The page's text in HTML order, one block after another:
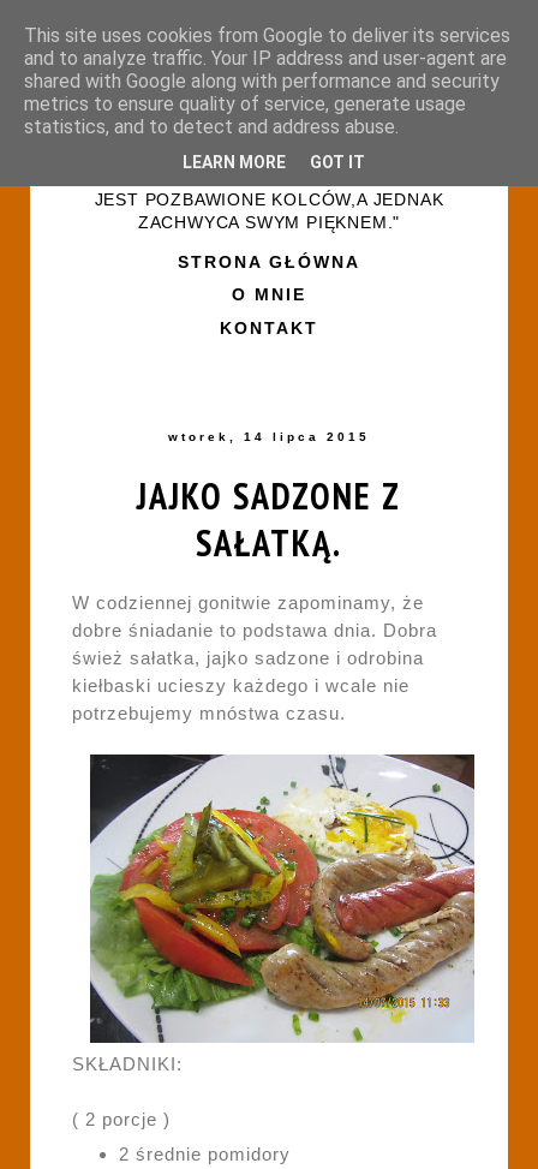
JEST POZBAWIONE KOLCÓW,A JEDNAK
ZACHWYCA SWYM PIĘKNEM."
STRONA GŁÓWNA
O MNIE
KONTAKT
wtorek, 14 lipca 2015
JAJKO SADZONE Z
SAŁATKĄ.
W codziennej gonitwie zapominamy, że
dobre śniadanie to podstawa dnia. Dobra
śwież sałatka, jajko sadzone i odrobina
kiełbaski ucieszy każdego i wcale nie
potrzebujemy mnóstwa czasu.
SKŁADNIKI:
( 2 porcje )
2 średnie pomidory
This site uses cookies from Google to deliver its services
and to analyze traffic. Your IP address and user-agent are
shared with Google along with performance and security
metrics to ensure quality of service, generate usage
statistics, and to detect and address abuse.
LEARN MORE GOT IT